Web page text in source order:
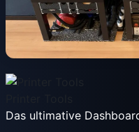
Das ultimative